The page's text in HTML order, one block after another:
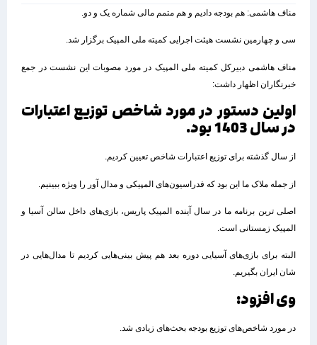
مناف هاشمی: هم بودجه دادیم و هم متمم مالی شماره یک و دو.
سی و چهارمین نشست هیئت اجرایی کمیته ملی المپیک برگزار شد.
مناف هاشمی دبیرکل کمیته ملی المپیک در مورد مصوبات این نشست در جمع
خبرنگاران اظهار داشت:
اولین دستور در مورد شاخص توزیع اعتبارات
در سال 1403 بود.
از سال گذشته برای توزیع اعتبارات شاخص تعیین کردیم.
از جمله ملاک ما این بود که فدراسیون‌های المپیکی و مدال آور را ویژه ببینیم.
اصلی ترین برنامه ما در سال آینده المپیک پاریس، بازی‌های داخل سالن آسیا و
المپیک زمستانی است.
البته برای بازی‌های آسیایی دوره بعد هم پیش بینی‌هایی کردیم تا مدال‌هایی در
شان ایران بگیریم.
وی افزود:
در مورد شاخص‌های توزیع بودجه بحث‌های زیادی شد.